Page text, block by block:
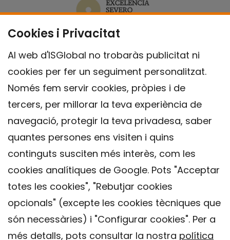
Cookies i Privacitat
Al web d'ISGlobal no trobaràs publicitat ni
cookies per fer un seguiment personalitzat.
Només fem servir cookies, pròpies i de
tercers, per millorar la teva experiència de
navegació, protegir la teva privadesa, saber
quantes persones ens visiten i quins
continguts susciten més interès, com les
cookies analítiques de Google. Pots "Acceptar
totes les cookies", "Rebutjar cookies
opcionals" (excepte les cookies tècniques que
són necessàries) i "Configurar cookies". Per a
més detalls, pots consultar la nostra política
Contacte